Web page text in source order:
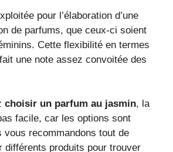
pour l’élaboration d’une
de parfums, que ceux-ci soient
Cette flexibilité en termes
une note assez convoitée des
choisir un parfum au jasmin, la
facile, car les options sont
vous recommandons tout de
différents produits pour trouver